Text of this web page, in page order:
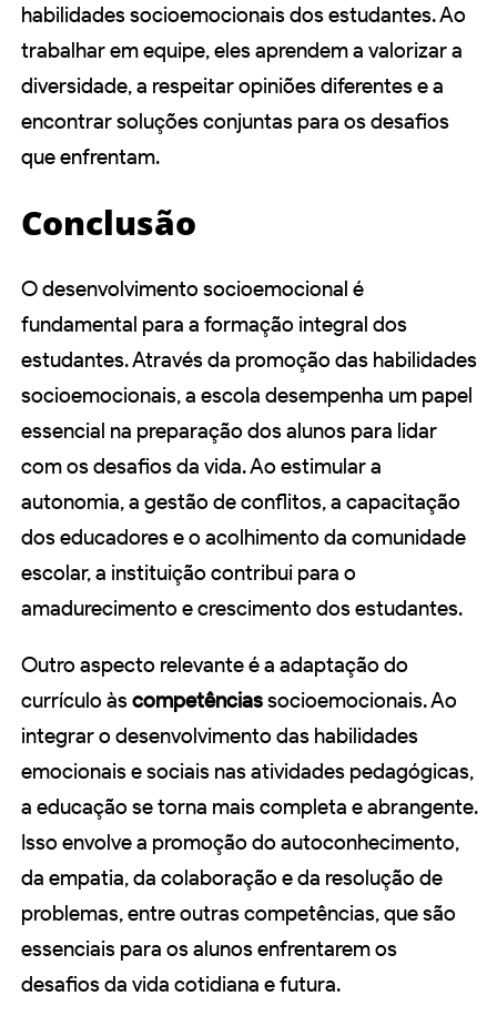
habilidades socioemocionais dos estudantes. Ao
trabalhar em equipe, eles aprendem a valorizar a
diversidade, a respeitar opiniões diferentes e a
encontrar soluções conjuntas para os desafios
que enfrentam.
Conclusão
O desenvolvimento socioemocional é
fundamental para a formação integral dos
estudantes. Através da promoção das habilidades
socioemocionais, a escola desempenha um papel
essencial na preparação dos alunos para lidar
com os desafios da vida. Ao estimular a
autonomia, a gestão de conflitos, a capacitação
dos educadores e o acolhimento da comunidade
escolar, a instituição contribui para o
amadurecimento e crescimento dos estudantes.
Outro aspecto relevante é a adaptação do
currículo àscompetênciassocioemocionais. Ao
integrar o desenvolvimento das habilidades
emocionais e sociais nas atividades pedagógicas,
a educação se torna mais completa e abrangente.
Isso envolve a promoção do autoconhecimento,
da empatia, da colaboração e da resolução de
problemas, entre outras competências, que são
essenciais para os alunos enfrentarem os
desafios da vida cotidiana e futura.